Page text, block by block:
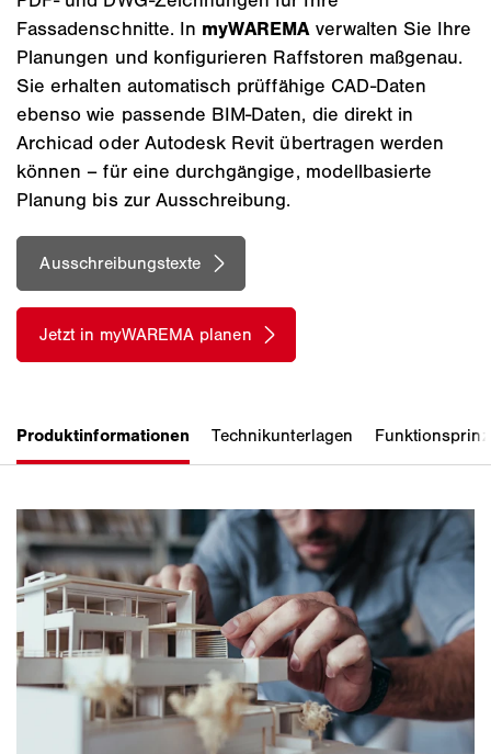
Fassadenschnitte. In myWAREMA verwalten Sie Ihre
Planungen und konfigurieren Raffstoren maßgenau.
Sie erhalten automatisch prüffähige CAD-Daten
ebenso wie passende BIM-Daten, die direkt in
Archicad oder Autodesk Revit übertragen werden
können – für eine durchgängige, modellbasierte
Planung bis zur Ausschreibung.